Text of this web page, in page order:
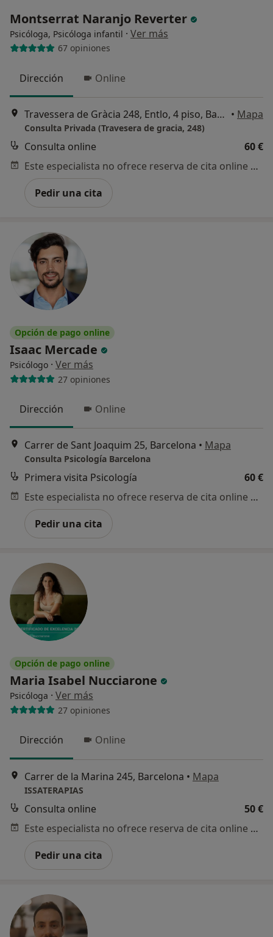
Montserrat Naranjo Reverter
Psicóloga, Psicóloga infantil · Ver más
67 opiniones
Dirección Online
Travessera de Gràcia 248, Entlo, 4 piso, Barcelona • Mapa
Consulta Privada (Travesera de gracia, 248)
Consulta online
60 €
Este especialista no ofrece reserva de cita online en esta dirección.
Pedir una cita
Opción de pago online
Isaac Mercade
Psicólogo · Ver más
27 opiniones
Dirección Online
Carrer de Sant Joaquim 25, Barcelona • Mapa
Consulta Psicología Barcelona
Primera visita Psicología
60 €
Este especialista no ofrece reserva de cita online en esta dirección.
Pedir una cita
Opción de pago online
Maria Isabel Nucciarone
Psicóloga · Ver más
27 opiniones
Dirección Online
Carrer de la Marina 245, Barcelona • Mapa
ISSATERAPIAS
Consulta online
50 €
Este especialista no ofrece reserva de cita online en esta dirección.
Pedir una cita